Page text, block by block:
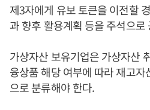
제3자에게 유보 토큰을 이전할
과 향후 활용계획 등을 주석으로
가상자산 보유기업은 가상자산
융상품 해당 여부에 따라 재고
으로 분류해야 한다.